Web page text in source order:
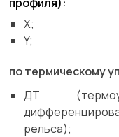
X;
Y;
по термическому
ДТ
рельса);